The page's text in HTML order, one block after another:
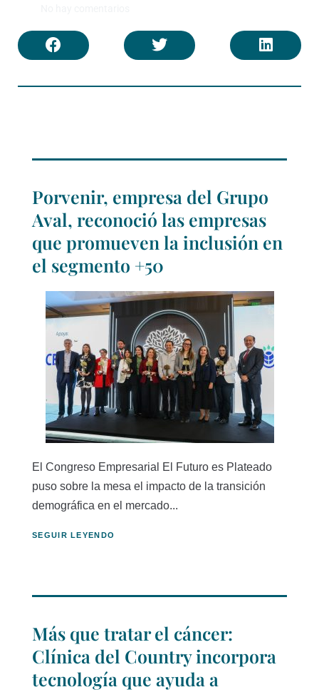
Porvenir, empresa del Grupo
Aval, reconoció las empresas
que promueven la inclusión en
el segmento +50
El Congreso Empresarial El Futuro es Plateado
puso sobre la mesa el impacto de la transición
demográfica en el mercado...
SEGUIR LEYENDO
Más que tratar el cáncer:
Clínica del Country incorpora
tecnología que ayuda a